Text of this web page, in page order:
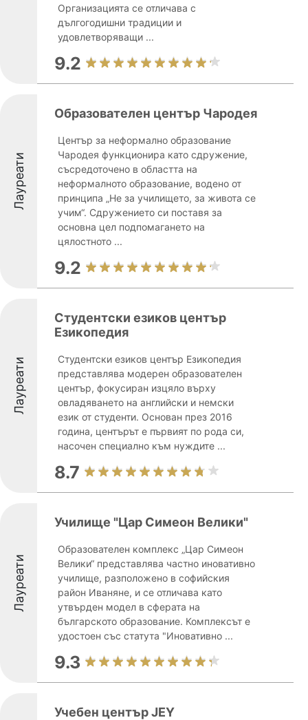
Организацията се отличава с
дългогодишни традиции и
удовлетворяващи ...
9.2
Лауреати
Образователен център Чародея
Център за неформално образование
Чародея функционира като сдружение,
съсредоточено в областта на
неформалното образование, водено от
принципа „Не за училището, за живота се
учим“. Сдружението си поставя за
основна цел подпомагането на
цялостното ...
9.2
Лауреати
Студентски езиков център
Езикопедия
Студентски езиков център Езикопедия
представлява модерен образователен
център, фокусиран изцяло върху
овладяването на английски и немски
език от студенти. Основан през 2016
година, центърът е първият по рода си,
насочен специално към нуждите ...
8.7
Лауреати
Училище "Цар Симеон Велики"
Образователен комплекс „Цар Симеон
Велики“ представлява частно иновативно
училище, разположено в софийския
район Иваняне, и се отличава като
утвърден модел в сферата на
българското образование. Комплексът е
удостоен със статута "Иновативно ...
9.3
Учебен център JEY